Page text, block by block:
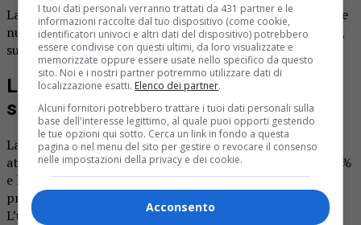
La giornata si apre con il sole, ma in serata spunta qualche
nuvola. Le previsioni del meteo per oggi, giovedì 10 aprile,
su Biella e tutto il territorio della nostra provincia.
La giornata si apre con il sole, ma in
serata spunta qualche nuvola
La notte si presenta con nubi sparse e temperature che si
attesteano intorno ai 8°C. La copertura nuvolosa è del 46%
e la velocità del vento varia tra 1,1 km/h e 2,4 km/h,
proveniente principalmente da direzioni meridionali.
L’umidità si mantiene alta, attorno al 90%.
I tuoi dati personali verranno trattati da 431 partner e le
informazioni raccolte dal tuo dispositivo (come cookie,
identificatori univoci e altri dati del dispositivo) potrebbero
essere condivise con questi ultimi, da loro visualizzate e
memorizzate oppure essere usate nello specifico da questo
sito. Noi e i nostri partner potremmo utilizzare dati di
localizzazione esatti. Elenco dei partner.
Alcuni fornitori potrebbero trattare i tuoi dati personali sulla
base dell'interesse legittimo, al quale puoi opporti gestendo
le tue opzioni qui sotto. Cerca un link in fondo a questa
pagina o nel menu del sito per gestire o revocare il consenso
nelle impostazioni della privacy e dei cookie.
Acconsento